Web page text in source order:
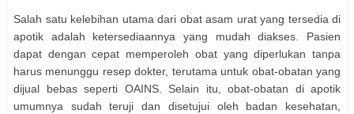
Salah satu kelebihan utama dari obat asam urat yang tersedia di
apotik adalah ketersediaannya yang mudah diakses. Pasien
dapat dengan cepat memperoleh obat yang diperlukan tanpa
harus menunggu resep dokter, terutama untuk obat-obatan yang
dijual bebas seperti OAINS. Selain itu, obat-obatan di apotik
umumnya sudah teruji dan disetujui oleh badan kesehatan,